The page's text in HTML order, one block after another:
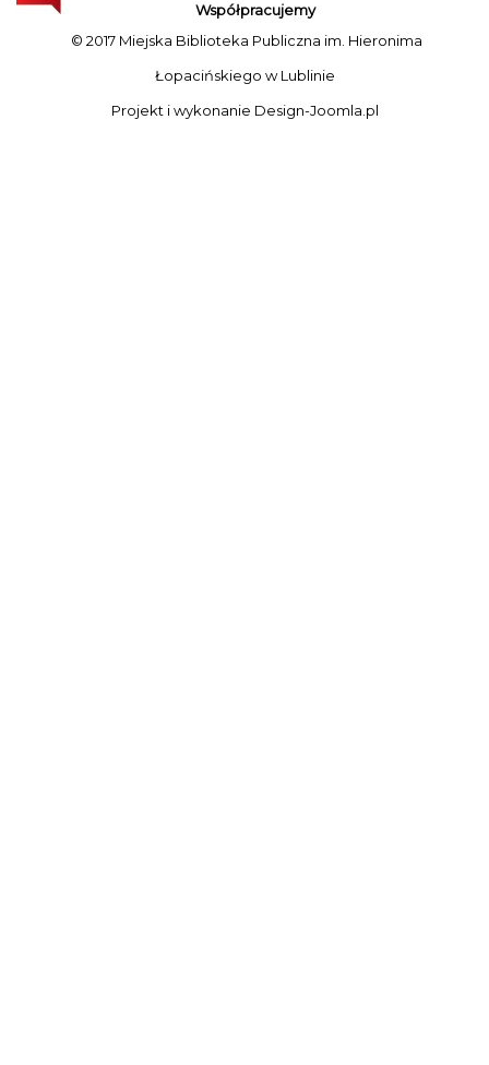
Współpracujemy
© 2017 Miejska Biblioteka Publiczna im. Hieronima
Łopacińskiego w Lublinie
Projekt i wykonanie Design-Joomla.pl